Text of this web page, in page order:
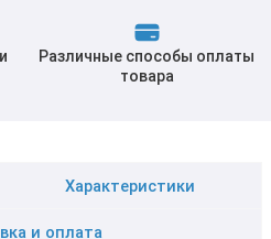
Различные способы оплаты
товара
Характеристики
и оплата